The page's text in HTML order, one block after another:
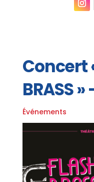
Concert
BRASS
Événements